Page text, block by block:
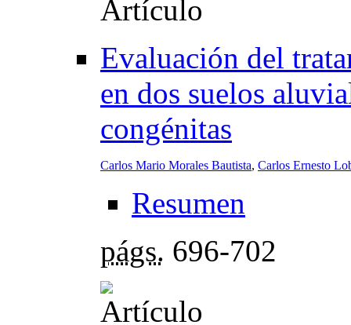
Evaluación del
en dos suelos
congénitas
Carlos Mario Morales Bautista, Carlos Ernesto
Resumen
págs. 696-702